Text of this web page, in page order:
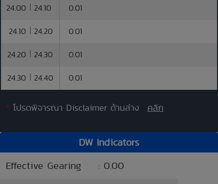
24.00 24.10 0.01
24.10 24.20 0.01
24.20 24.30 0.01
24.30 24.40 0.01
* โปรดพิจารณา Disclaimer ด้านล่าง คลิก
DW Indicators
Effective Gearing
: 0.00